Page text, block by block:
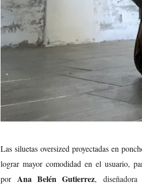
Las siluetas oversized proyectadas en
lograr mayor comodidad en el usuario,
por Ana Belén Gutierrez,